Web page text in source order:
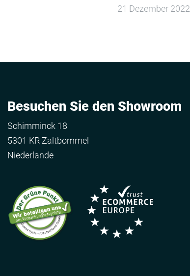
21 Dezember 2022
Besuchen Sie den Showroom
Schimminck 18
5301 KR Zaltbommel
Niederlande